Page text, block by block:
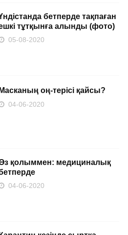
бетперде тақпаған
тұтқынға алынды (фото)
05-08-2020
Масканың оң-терісі қайсы?
04-06-2020
қолыммен: медициналық
04-06-2020